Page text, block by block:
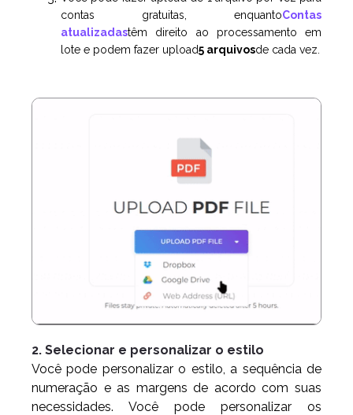
contas gratuitas, enquantoContas
atualizadastêm direito ao processamento em
lote e podem fazer upload5 arquivosde cada vez.
2. Selecionar e personalizar o estilo
Você pode personalizar o estilo, a sequência de
numeração e as margens de acordo com suas
necessidades. Você pode personalizar os